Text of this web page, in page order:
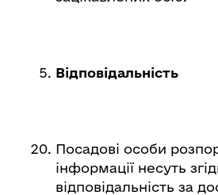
Відповідальність
Посадові особи
інформації несуть
відповідальність за